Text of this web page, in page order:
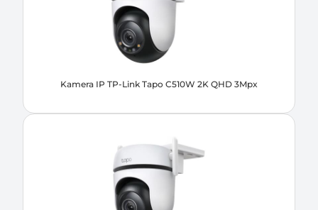
Kamera IP TP-Link Tapo C510W 2K QHD 3Mpx